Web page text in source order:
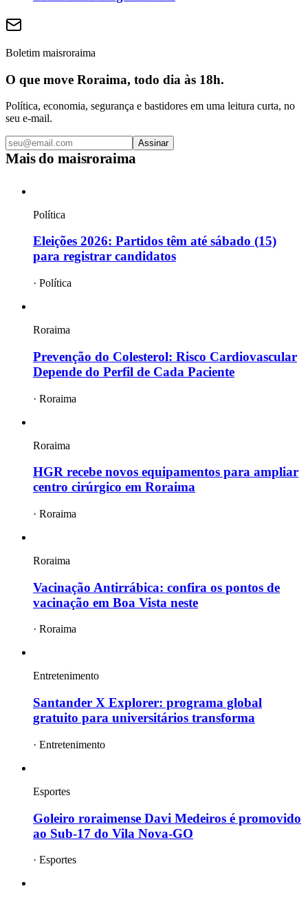
Boletim maisroraima
O que move Roraima, todo dia às 18h.
Política, economia, segurança e bastidores em uma leitura curta, no
seu e-mail.
Assinar
Mais do maisroraima
Política
Eleições 2026: Partidos têm até sábado (15)
para registrar candidatos
· Política
Roraima
Prevenção do Colesterol: Risco Cardiovascular
Depende do Perfil de Cada Paciente
· Roraima
Roraima
HGR recebe novos equipamentos para ampliar
centro cirúrgico em Roraima
· Roraima
Roraima
Vacinação Antirrábica: confira os pontos de
vacinação em Boa Vista neste
· Roraima
Entretenimento
Santander X Explorer: programa global
gratuito para universitários transforma
· Entretenimento
Esportes
Goleiro roraimense Davi Medeiros é promovido
ao Sub-17 do Vila Nova-GO
· Esportes